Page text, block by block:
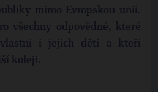
mimo Evropskou unii.
všechny odpovědné, které
vlastní i jejich dětí a kteří
koleji.